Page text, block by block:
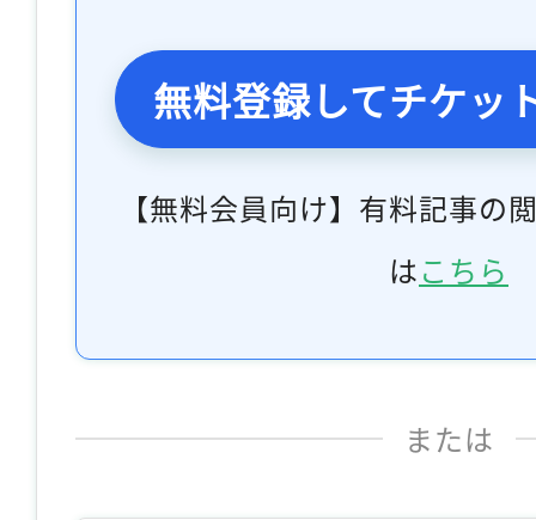
無料登録してチケッ
【無料会員向け】有料記事の
はこちら
または